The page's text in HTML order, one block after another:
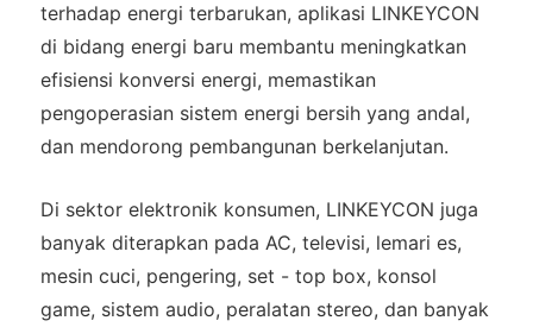
terhadap energi terbarukan, aplikasi LINKEYCON
di bidang energi baru membantu meningkatkan
efisiensi konversi energi, memastikan
pengoperasian sistem energi bersih yang andal,
dan mendorong pembangunan berkelanjutan.
Di sektor elektronik konsumen, LINKEYCON juga
banyak diterapkan pada AC, televisi, lemari es,
mesin cuci, pengering, set - top box, konsol
game, sistem audio, peralatan stereo, dan banyak